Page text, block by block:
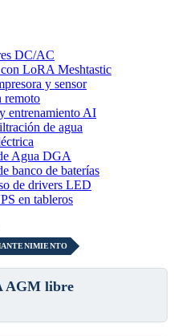
DC/AC
LoRA Meshtastic
y sensor
remoto
entrenamiento AI
de agua
Agua DGA
banco de baterías
de drivers LED
en tableros
AGM libre